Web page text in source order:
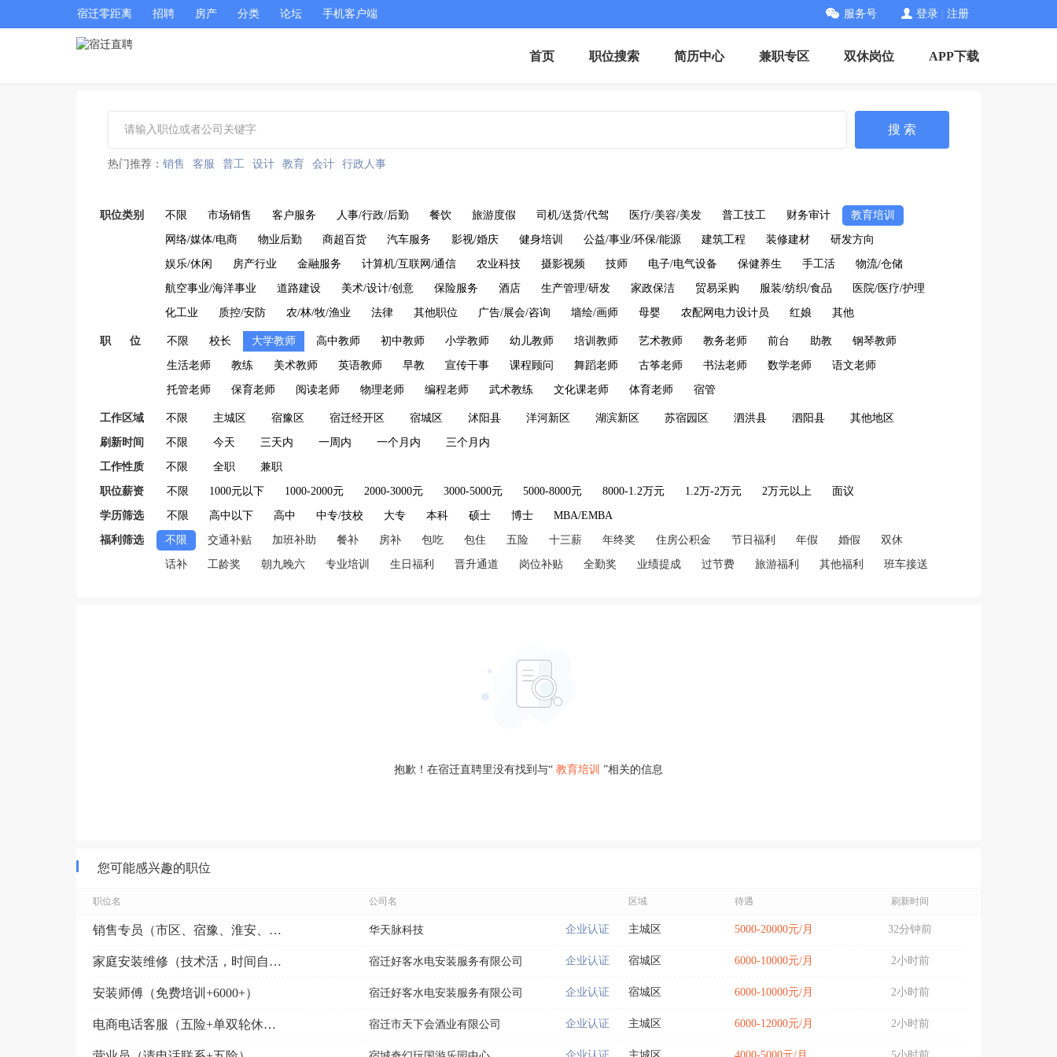
宿迁零距离 招聘 房产 分类 论坛 手机客户端 服务号 登录 注册
首页 职位搜索 简历中心 兼职专区 双休岗位 APP下载
搜 索
热门推荐： 销售 客服 普工 设计 教育 会计 行政人事
职位类别 不限 市场销售 客户服务 人事/行政/后勤 餐饮 旅游度假 司机/送货/代驾 医疗/美容/美发 普工技工 财务审计 教育培训
网络/媒体/电商 物业后勤 商超百货 汽车服务 影视/婚庆 健身培训 公益/事业/环保/能源 建筑工程 装修建材 研发方向
娱乐/休闲 房产行业 金融服务 计算机/互联网/通信 农业科技 摄影视频 技师 电子/电气设备 保健养生 手工活 物流/仓储
航空事业/海洋事业 道路建设 美术/设计/创意 保险服务 酒店 生产管理/研发 家政保洁 贸易采购 服装/纺织/食品 医院/医疗/护理
化工业 质控/安防 农/林/牧/渔业 法律 其他职位 广告/展会/咨询 墙绘/画师 母婴 农配网电力设计员 红娘 其他
职 位 不限 校长 大学教师 高中教师 初中教师 小学教师 幼儿教师 培训教师 艺术教师 教务老师 前台 助教 钢琴教师
生活老师 教练 美术教师 英语教师 早教 宣传干事 课程顾问 舞蹈老师 古筝老师 书法老师 数学老师 语文老师
托管老师 保育老师 阅读老师 物理老师 编程老师 武术教练 文化课老师 体育老师 宿管
工作区域 不限 主城区 宿豫区 宿迁经开区 宿城区 沭阳县 洋河新区 湖滨新区 苏宿园区 泗洪县 泗阳县 其他地区
刷新时间 不限 今天 三天内 一周内 一个月内 三个月内
工作性质 不限 全职 兼职
职位薪资 不限 1000元以下 1000-2000元 2000-3000元 3000-5000元 5000-8000元 8000-1.2万元 1.2万-2万元 2万元以上 面议
学历筛选 不限 高中以下 高中 中专/技校 大专 本科 硕士 博士 MBA/EMBA
福利筛选 不限 交通补贴 加班补助 餐补 房补 包吃 包住 五险 十三薪 年终奖 住房公积金 节日福利 年假 婚假 双休
话补 工龄奖 朝九晚六 专业培训 生日福利 晋升通道 岗位补贴 全勤奖 业绩提成 过节费 旅游福利 其他福利 班车接送
抱歉！在宿迁直聘里没有找到与“ 教育培训 ”相关的信息
您可能感兴趣的职位
职位名 公司名 区域 待遇 刷新时间
销售专员（市区、宿豫、淮安、沭阳、泗阳、泗洪）（五险... 华天脉科技 企业认证 主城区 5000-20000元/月 32分钟前
家庭安装维修（技术活，时间自由） 宿迁好客水电安装服务有限公司 企业认证 宿城区 6000-10000元/月 2小时前
安装师傅（免费培训+6000+） 宿迁好客水电安装服务有限公司 企业认证 宿城区 6000-10000元/月 2小时前
电商电话客服（五险+单双轮休+6000+） 宿迁市天下会酒业有限公司 企业认证 主城区 6000-12000元/月 2小时前